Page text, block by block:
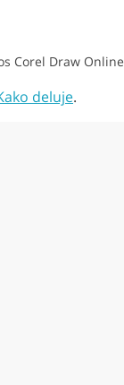
Corel Draw Online
deluje.